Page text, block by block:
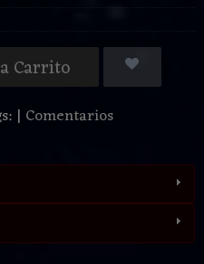
Carrito
| Comentarios